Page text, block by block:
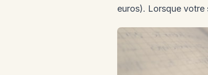
euros). Lorsque votre